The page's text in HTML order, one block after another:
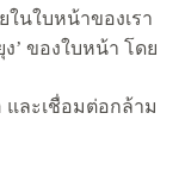
นใบหน้าของเรา
’ ของใบหน้า โดย
ละเชื่อมต่อกล้าม